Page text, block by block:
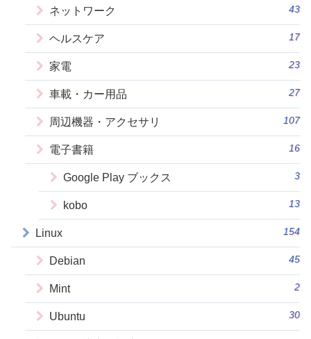
ネットワーク 43
ヘルスケア 17
家電 23
車載・カー用品 27
周辺機器・アクセサリ 107
電子書籍 16
Google Play ブックス 3
kobo 13
Linux 154
Debian 45
Mint 2
Ubuntu 30